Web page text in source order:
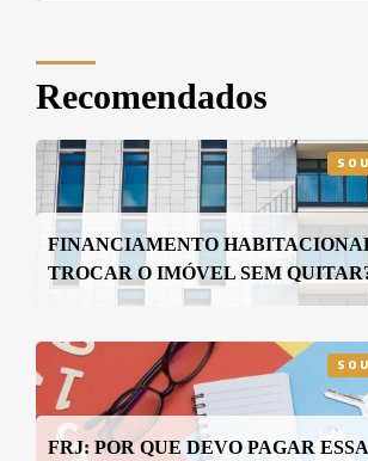
Recomendados
FINANCIAMENTO
TROCAR O IMÓVEL SEM
FRJ: POR QUE DEVO PAGAR